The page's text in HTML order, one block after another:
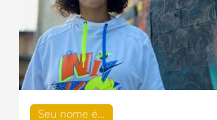
Seu nome é...